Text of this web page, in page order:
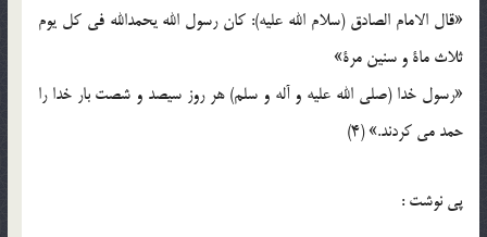
«قال الامام الصادق (سلام الله علیه): کان رسول الله یحمدالله فی کل یوم
ثلاث ماة و سنین مرة»
«رسول خدا (صلی الله علیه و آله و سلم) هر روز سیصد و شصت بار خدا را
حمد می کردند.» (4)
پي نوشت :